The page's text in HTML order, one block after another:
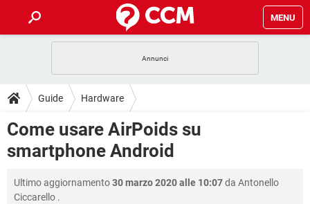
MENU
INTRATTENIMENTO
iOS WINDOWS 10
INSTAGRAM WHATSAPP
HARDWARE
GUIDE
COVID-19
INTRATTENIMENTO ANDROID
INSTAGRAM WHATSAPP
DOWNLOAD
COVID-19 GAMING
iOS
FORUM
COVID-19 GAMING
GLOSSARIO
Guide Hardware
Come usare AirPoids su
smartphone Android
Ultimo aggiornamento30 marzo 2020 alle 10:07da Antonello
Ciccarello .